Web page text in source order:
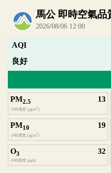
內嵌空氣品質小工具